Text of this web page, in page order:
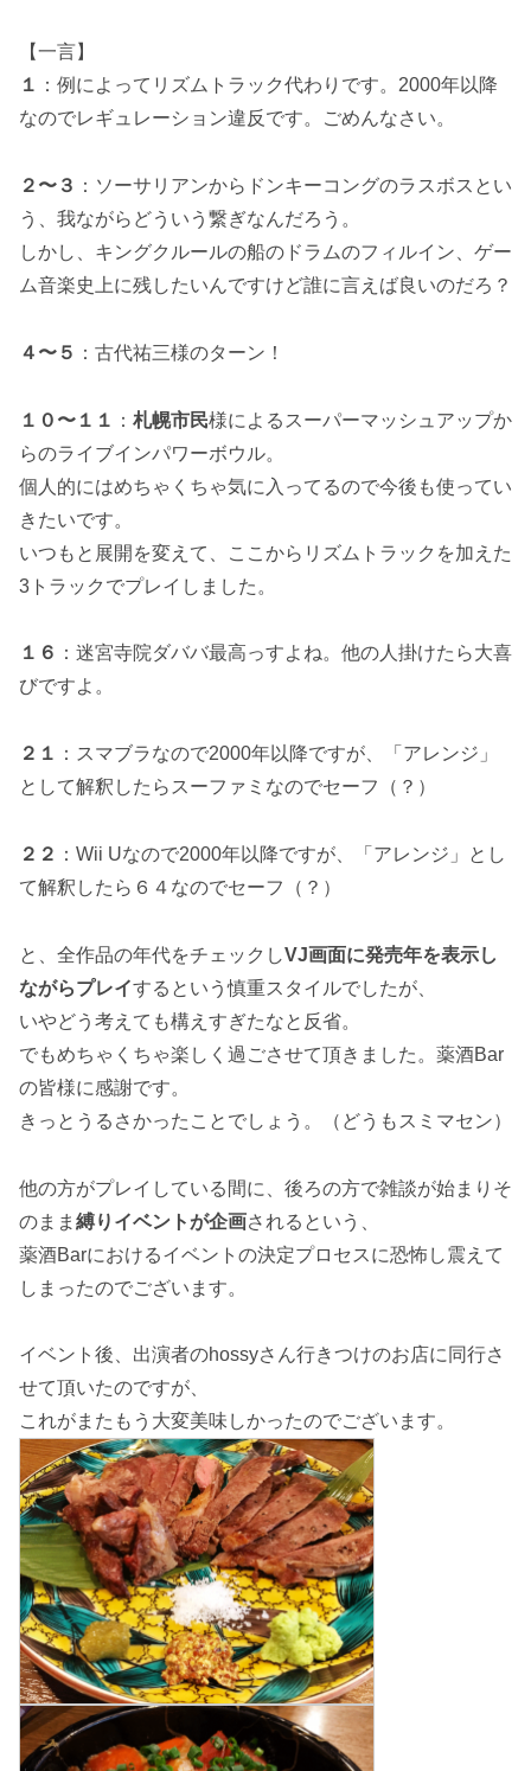
【一言】
１ ：例によってリズムトラック代わりです。2000年以降
なのでレギュレーション違反です。ごめんなさい。
２〜３ ：ソーサリアンからドンキーコングのラスボスとい
う、我ながらどういう繋ぎなんだろう。
しかし、キングクルールの船のドラムのフィルイン、ゲー
ム音楽史上に残したいんですけど誰に言えば良いのだろ？
４〜５ ：古代祐三様のターン！
１０〜１１ ： 札幌市民様によるスーパーマッシュアップか
らのライブインパワーボウル。
個人的にはめちゃくちゃ気に入ってるので今後も使ってい
きたいです。
いつもと展開を変えて、ここからリズムトラックを加えた
3トラックでプレイしました。
１６ ：迷宮寺院ダババ最高っすよね。他の人掛けたら大喜
びですよ。
２１ ：スマブラなので2000年以降ですが、「アレンジ」
として解釈したらスーファミなのでセーフ（？）
２２ ：Wii Uなので2000年以降ですが、「アレンジ」とし
て解釈したら６４なのでセーフ（？）
と、全作品の年代をチェックしVJ画面に発売年を表示し
ながらプレイするという慎重スタイルでしたが、
いやどう考えても構えすぎたなと反省。
でもめちゃくちゃ楽しく過ごさせて頂きました。薬酒Bar
の皆様に感謝です。
きっとうるさかったことでしょう。（どうもスミマセン）
他の方がプレイしている間に、後ろの方で雑談が始まりそ
のまま 縛りイベントが企画されるという、
薬酒Barにおけるイベントの決定プロセスに恐怖し震えて
しまったのでございます。
イベント後、出演者のhossyさん行きつけのお店に同行さ
せて頂いたのですが、
これがまたもう大変美味しかったのでございます。